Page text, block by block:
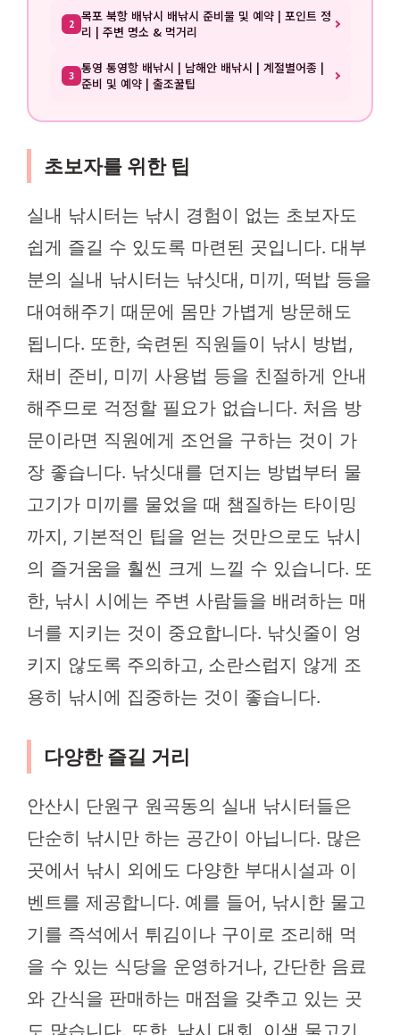
2 목포 북항 배낚시 배낚시 준비물 및 예약 | 포인트 정
리 | 주변 명소 & 먹거리
3 통영 통영항 배낚시 | 남해안 배낚시 | 계절별어종 |
준비 및 예약 | 출조꿀팁
초보자를 위한 팁
실내 낚시터는 낚시 경험이 없는 초보자도
쉽게 즐길 수 있도록 마련된 곳입니다. 대부
분의 실내 낚시터는 낚싯대, 미끼, 떡밥 등을
대여해주기 때문에 몸만 가볍게 방문해도
됩니다. 또한, 숙련된 직원들이 낚시 방법,
채비 준비, 미끼 사용법 등을 친절하게 안내
해주므로 걱정할 필요가 없습니다. 처음 방
문이라면 직원에게 조언을 구하는 것이 가
장 좋습니다. 낚싯대를 던지는 방법부터 물
고기가 미끼를 물었을 때 챔질하는 타이밍
까지, 기본적인 팁을 얻는 것만으로도 낚시
의 즐거움을 훨씬 크게 느낄 수 있습니다. 또
한, 낚시 시에는 주변 사람들을 배려하는 매
너를 지키는 것이 중요합니다. 낚싯줄이 엉
키지 않도록 주의하고, 소란스럽지 않게 조
용히 낚시에 집중하는 것이 좋습니다.
다양한 즐길 거리
안산시 단원구 원곡동의 실내 낚시터들은
단순히 낚시만 하는 공간이 아닙니다. 많은
곳에서 낚시 외에도 다양한 부대시설과 이
벤트를 제공합니다. 예를 들어, 낚시한 물고
기를 즉석에서 튀김이나 구이로 조리해 먹
을 수 있는 식당을 운영하거나, 간단한 음료
와 간식을 판매하는 매점을 갖추고 있는 곳
도 많습니다. 또한, 낚시 대회, 이색 물고기